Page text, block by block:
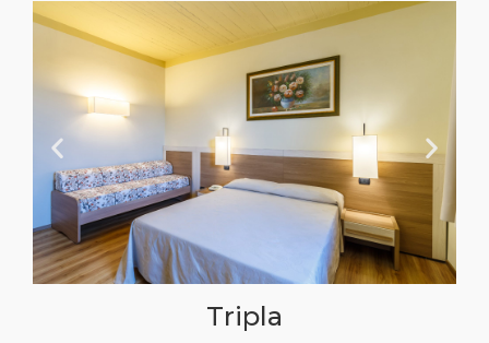
Tripla